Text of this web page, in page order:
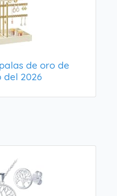
de oro de
del 2026